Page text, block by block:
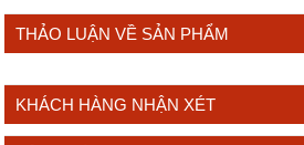
THẢO LUẬN VỀ SẢN PHẨM
KHÁCH HÀNG NHẬN XÉT